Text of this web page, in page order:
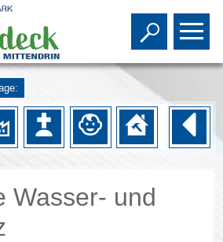
Toggle
Wasser- und